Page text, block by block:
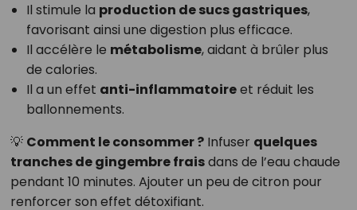
Il stimule la production de sucs gastriques,
favorisant ainsi une digestion plus efficace.
Il accélère le métabolisme, aidant à brûler plus
de calories.
Il a un effet anti-inflammatoireet réduit les
ballonnements.
💡 Comment le consommer ?Infuser quelques
tranches de gingembre fraisdans de l’eau chaude
pendant 10 minutes. Ajouter un peu de citron pour
renforcer son effet détoxifiant.